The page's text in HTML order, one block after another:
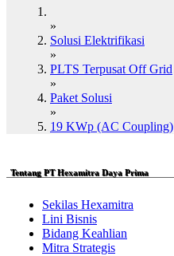
»
Solusi Elektrifikasi
»
PLTS Terpusat Off Grid
»
Paket Solusi
»
19 KWp (AC Coupling)
Tentang PT Hexamitra Daya Prima
Sekilas Hexamitra
Lini Bisnis
Bidang Keahlian
Mitra Strategis